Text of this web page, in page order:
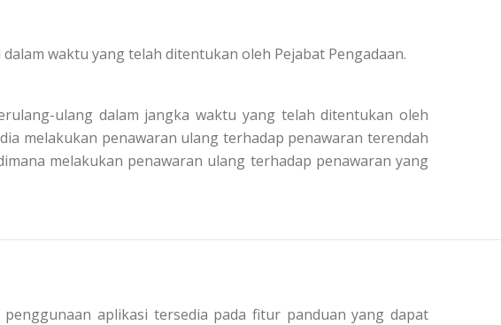
waktu yang telah ditentukan oleh Pejabat Pengadaan.
ulang dalam jangka waktu yang telah ditentukan oleh
melakukan penawaran ulang terhadap penawaran terendah
melakukan penawaran ulang terhadap penawaran yang
aplikasi tersedia pada fitur panduan yang dapat